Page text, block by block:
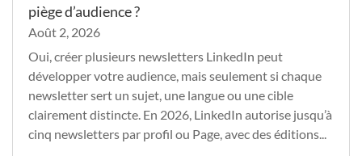
piège d’audience ?
Août 2, 2026
Oui, créer plusieurs newsletters LinkedIn peut
développer votre audience, mais seulement si chaque
newsletter sert un sujet, une langue ou une cible
clairement distincte. En 2026, LinkedIn autorise jusqu’à
cinq newsletters par profil ou Page, avec des éditions...